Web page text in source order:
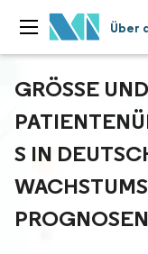
Über
GRÖSSE
IN
ROGNOSEN